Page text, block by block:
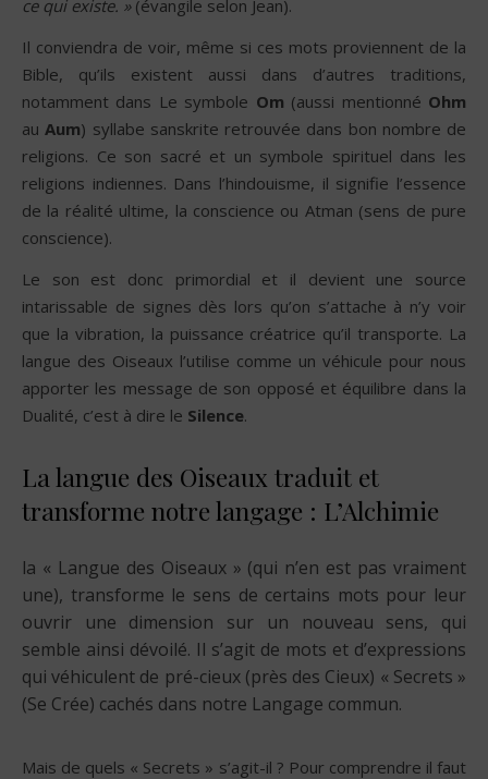
ce qui existe. »(évangile selon Jean).
Il conviendra de voir, même si ces mots proviennent de la
Bible, qu’ils existent aussi dans d’autres traditions,
notamment dans Le symbole Om (aussi mentionné Ohm
auAum) syllabe sanskrite retrouvée dans bon nombre de
religions. Ce son sacré et un symbole spirituel dans les
religions indiennes. Dans l’hindouisme, il signifie l’essence
de la réalité ultime, la conscience ou Atman (sens de pure
conscience).
Le son est donc primordial et il devient une source
intarissable de signes dès lors qu’on s’attache à n’y voir
que la vibration, la puissance créatrice qu’il transporte. La
langue des Oiseaux l’utilise comme un véhicule pour nous
apporter les message de son opposé et équilibre dans la
Dualité, c’est à dire le Silence.
La langue des Oiseaux traduit et
transforme notre langage : L’Alchimie
la « Langue des Oiseaux » (qui n’en est pas vraiment
une), transforme le sens de certains mots pour leur
ouvrir une dimension sur un nouveau sens, qui
semble ainsi dévoilé. Il s’agit de mots et d’expressions
qui véhiculent de pré-cieux (près des Cieux) « Secrets »
(Se Crée) cachés dans notre Langage commun.
Mais de quels « Secrets » s’agit-il ? Pour comprendre il faut